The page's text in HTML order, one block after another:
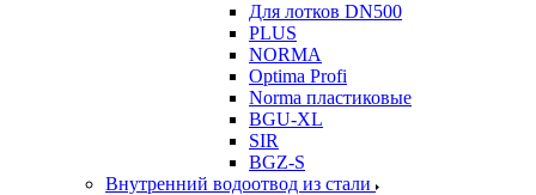
Для лотков DN500
PLUS
NORMA
Optima Profi
Norma пластиковые
BGU-XL
SIR
BGZ-S
Внутренний водоотвод из стали